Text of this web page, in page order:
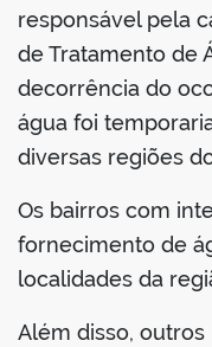
responsável pela
de Tratamento de
decorrência do
água foi
diversas regiões
Os bairros com
fornecimento de
localidades da
Além disso,